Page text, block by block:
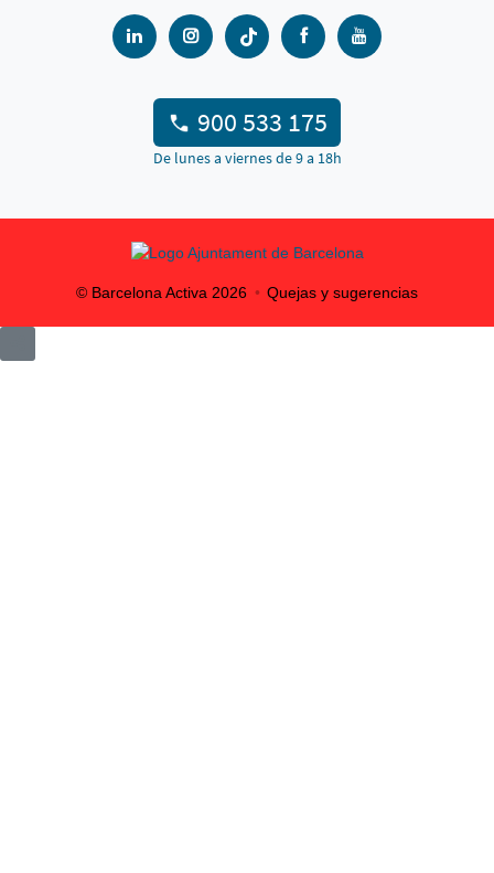
900 533 175
De lunes a viernes de 9 a 18h
© Barcelona Activa 2026 Quejas y sugerencias